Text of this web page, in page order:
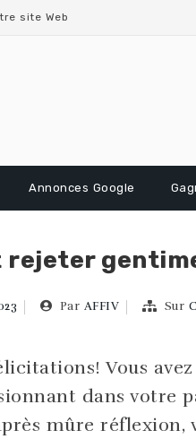
site Web
Annonces Google
rejeter
Par AFFIV Sur
Vous
dans votre
mûre